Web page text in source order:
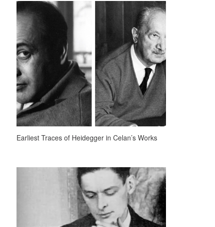
Earliest Traces of Heidegger in Celan’s Works